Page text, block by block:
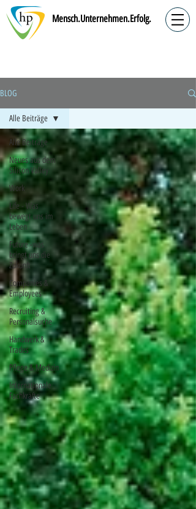
Mensch.Unternehmen.Erfolg.
BLOG
Alle Beiträge
Neues aus dem
Silicon Valley
Work
Life - Was
bewegt uns im
Leben
Future -was
bringt uns die
Zukunft
Companies &
Employees
Recruiting &
Personalsuche
Handwerk &
Trades
Pflege & Medizin
Internationale
Fachkräfte
Alle Beiträge